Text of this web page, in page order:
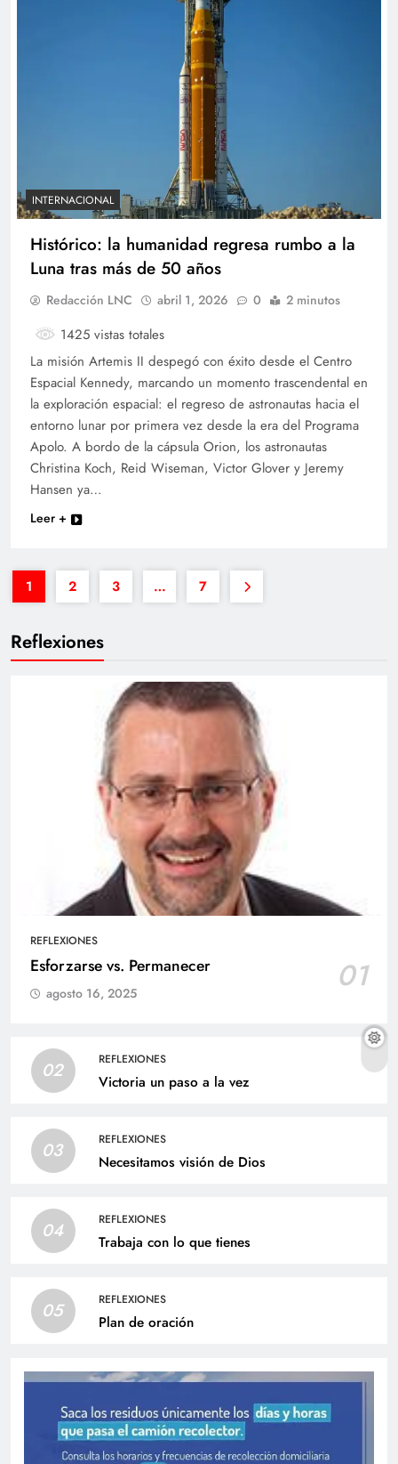
Reflexiones
REFLEXIONES
Esforzarse vs. Permanecer 01
agosto 16, 2025
02 REFLEXIONES
Victoria un paso a la vez
03 REFLEXIONES
Necesitamos visión de Dios
04 REFLEXIONES
Trabaja con lo que tienes
05 REFLEXIONES
Plan de oración
INTERNACIONAL
Histórico: la humanidad regresa rumbo a la
Luna tras más de 50 años
Redacción LNC abril 1, 2026 0 2 minutos
1425 vistas totales
La misión Artemis II despegó con éxito desde el Centro
Espacial Kennedy, marcando un momento trascendental en
la exploración espacial: el regreso de astronautas hacia el
entorno lunar por primera vez desde la era del Programa
Apolo. A bordo de la cápsula Orion, los astronautas
Christina Koch, Reid Wiseman, Victor Glover y Jeremy
Hansen ya…
Leer +
1 2 3 … 7